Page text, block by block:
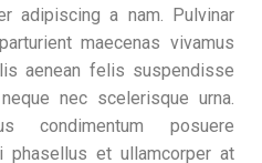
adipiscing a nam. Pulvinar
maecenas vivamus
aenean felis suspendisse
nec scelerisque urna.
condimentum posuere
et ullamcorper at